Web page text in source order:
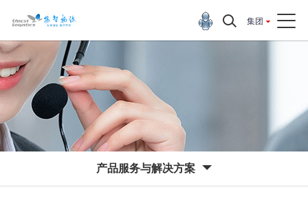
集团
产品服务与解决方案